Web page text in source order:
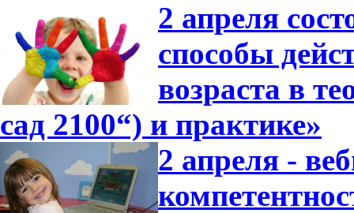
2 апреля
способы
возраста в
сад 2100“) и практике»
2 апреля -